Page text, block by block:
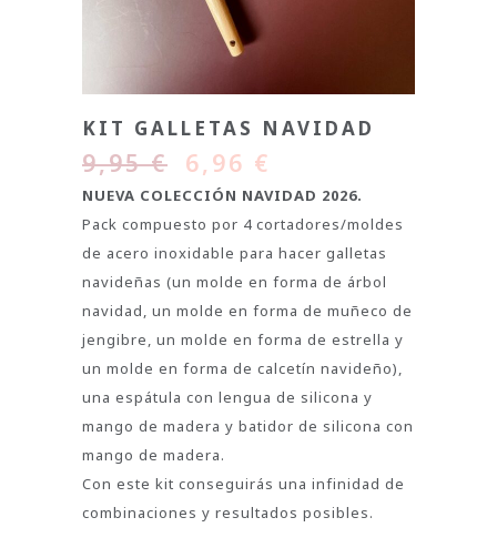
KIT GALLETAS NAVIDAD
9,95€ 6,96 €
NUEVA COLECCIÓN NAVIDAD 2026.
Pack compuesto por 4 cortadores/moldes
de acero inoxidable para hacer galletas
navideñas (un molde en forma de árbol
navidad, un molde en forma de muñeco de
jengibre, un molde en forma de estrella y
un molde en forma de calcetín navideño),
una espátula con lengua de silicona y
mango de madera y batidor de silicona con
mango de madera.
Con este kit conseguirás una infinidad de
combinaciones y resultados posibles.